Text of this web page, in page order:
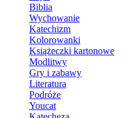
Biblia
Wychowanie
Katechizm
Kolorowanki
Książeczki kartonowe
Modlitwy
Gry i zabawy
Literatura
Podróże
Youcat